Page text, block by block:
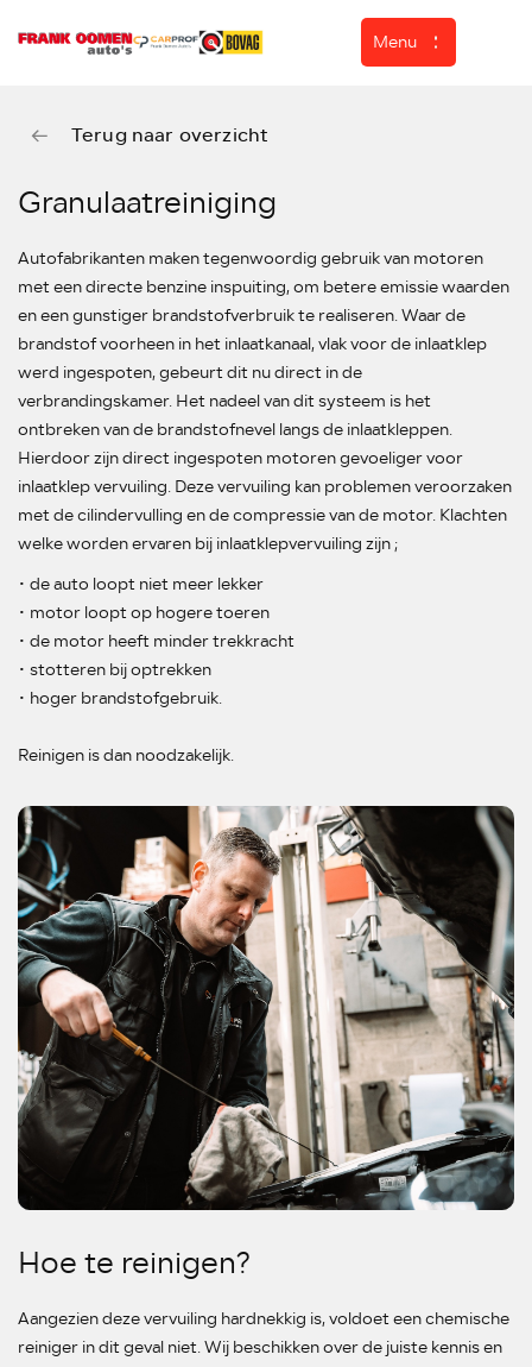
Menu
Diensten
Over ons
Werkplaats
ASN Autoschade
Verkocht
Contact
Terug naar overzicht
Granulaatreiniging
Autofabrikanten maken tegenwoordig gebruik van motoren
met een directe benzine inspuiting, om betere emissie waarden
en een gunstiger brandstofverbruik te realiseren. Waar de
brandstof voorheen in het inlaatkanaal, vlak voor de inlaatklep
werd ingespoten, gebeurt dit nu direct in de
verbrandingskamer. Het nadeel van dit systeem is het
ontbreken van de brandstofnevel langs de inlaatkleppen.
Hierdoor zijn direct ingespoten motoren gevoeliger voor
inlaatklep vervuiling. Deze vervuiling kan problemen veroorzaken
met de cilindervulling en de compressie van de motor. Klachten
welke worden ervaren bij inlaatklepvervuiling zijn ;
• de auto loopt niet meer lekker
• motor loopt op hogere toeren
• de motor heeft minder trekkracht
• stotteren bij optrekken
• hoger brandstofgebruik.
Reinigen is dan noodzakelijk.
Hoe te reinigen?
Aangezien deze vervuiling hardnekkig is, voldoet een chemische
reiniger in dit geval niet. Wij beschikken over de juiste kennis en